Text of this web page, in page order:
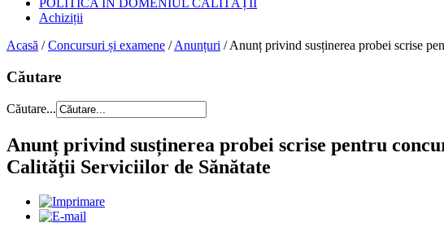
POLITICA ÎN DOMENIUL CALITĂȚII
Achiziții
Acasă /Concursuri și examene /Anunțuri /Anunț privind susținerea probei scrise
Căutare
Căutare...
Anunț privind susținerea probei scrise pentru
Calităţii Serviciilor de Sănătate